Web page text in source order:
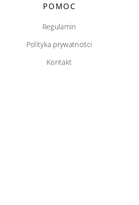
POMOC
Regulamin
Polityka prywatności
Kontakt